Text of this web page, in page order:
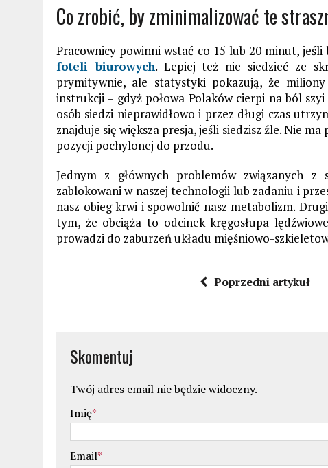
Co zrobić, by zminimalizować te
Pracownicy powinni wstać co 15 lub 20 minut,
foteli biurowych. Lepiej też nie siedzieć ze
prymitywnie, ale statystyki pokazują, że
instrukcji – gdyż połowa Polaków cierpi na ból
osób siedzi nieprawidłowo i przez długi czas
znajduje się większa presja, jeśli siedzisz źle. Nie
pozycji pochylonej do przodu.
Jednym z głównych problemów związanych
zablokowani w naszej technologii lub zadaniu i
nasz obieg krwi i spowolnić nasz metabolizm.
tym, że obciąża to odcinek kręgosłupa
prowadzi do zaburzeń układu mięśniowo-
Poprzedni artykuł
Skomentuj
Twój adres email nie będzie widoczny.
Imię*
Email*